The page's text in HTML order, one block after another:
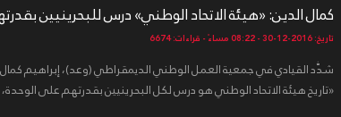
كمال الدين: «هيئة الاتحاد الوطني» درس للبحرينيين
تاريخ: 2016-12-30 - 08:22 مساءً - قراءات: 6674
شدَّد القيادي في جمعية العمل الوطني الديمقراطي (وعد)، إبراهيم كمال
«تاريخ هيئة الاتحاد الوطني هو درس لكل البحرينيين بقدرتهم على الوحدة،